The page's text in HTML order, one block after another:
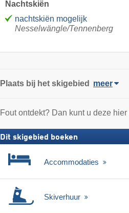
Nachtskiën
nachtskiën mogelijk
Nesselwängle/Tennenberg
Plaats bij het skigebied meer
Fout ontdekt? Dan kunt u deze hier
Dit skigebied boeken
Accommodaties
Skiverhuur